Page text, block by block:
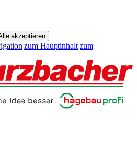
akzeptieren
zum Hauptinhalt zum